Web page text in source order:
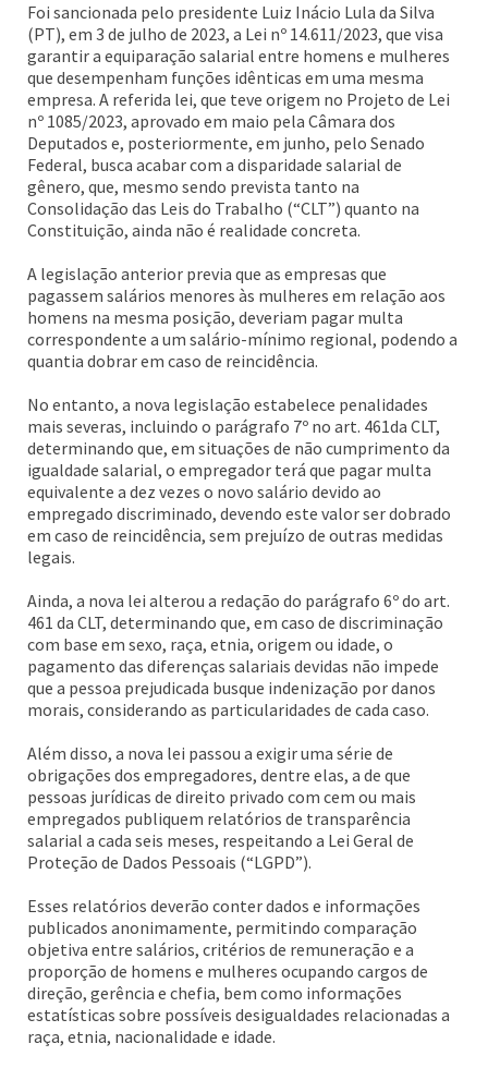
Foi sancionada pelo presidente Luiz Inácio Lula da Silva
(PT), em 3 de julho de 2023, a Lei nº 14.611/2023, que visa
garantir a equiparação salarial entre homens e mulheres
que desempenham funções idênticas em uma mesma
empresa. A referida lei, que teve origem no Projeto de Lei
nº 1085/2023, aprovado em maio pela Câmara dos
Deputados e, posteriormente, em junho, pelo Senado
Federal, busca acabar com a disparidade salarial de
gênero, que, mesmo sendo prevista tanto na
Consolidação das Leis do Trabalho (“CLT”) quanto na
Constituição, ainda não é realidade concreta.
A legislação anterior previa que as empresas que
pagassem salários menores às mulheres em relação aos
homens na mesma posição, deveriam pagar multa
correspondente a um salário-mínimo regional, podendo a
quantia dobrar em caso de reincidência.
No entanto, a nova legislação estabelece penalidades
mais severas, incluindo o parágrafo 7º no art. 461da CLT,
determinando que, em situações de não cumprimento da
igualdade salarial, o empregador terá que pagar multa
equivalente a dez vezes o novo salário devido ao
empregado discriminado, devendo este valor ser dobrado
em caso de reincidência, sem prejuízo de outras medidas
legais.
Ainda, a nova lei alterou a redação do parágrafo 6º do art.
461 da CLT, determinando que, em caso de discriminação
com base em sexo, raça, etnia, origem ou idade, o
pagamento das diferenças salariais devidas não impede
que a pessoa prejudicada busque indenização por danos
morais, considerando as particularidades de cada caso.
Além disso, a nova lei passou a exigir uma série de
obrigações dos empregadores, dentre elas, a de que
pessoas jurídicas de direito privado com cem ou mais
empregados publiquem relatórios de transparência
salarial a cada seis meses, respeitando a Lei Geral de
Proteção de Dados Pessoais (“LGPD”).
Esses relatórios deverão conter dados e informações
publicados anonimamente, permitindo comparação
objetiva entre salários, critérios de remuneração e a
proporção de homens e mulheres ocupando cargos de
direção, gerência e chefia, bem como informações
estatísticas sobre possíveis desigualdades relacionadas a
raça, etnia, nacionalidade e idade.